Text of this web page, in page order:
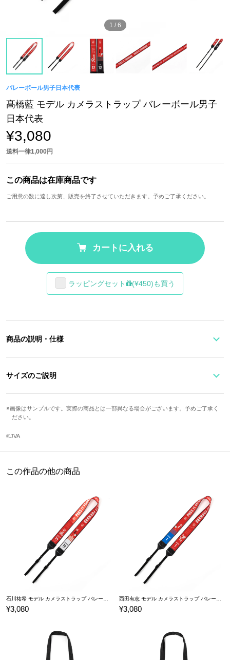
1 / 6
バレーボール男子日本代表
髙橋藍 モデル カメラストラップ バレーボール男子
日本代表
¥3,080
送料一律1,000円
この商品は在庫商品です
ご用意の数に達し次第、販売を終了させていただきます。予めご了承ください。
カートに入れる
ラッピングセット (¥450)も買う
商品の説明・仕様
ストラップ。
首にかけると、左右のストラップに描かれたボールの軌跡がつなが
るデザイン！
時にもコンパクトになります。首にかけても安定しやすい、幅広の
カメラストラップとしてはもちろん、お手持ちのバッグやポーチ、
スマホケース等の金具やストラップホールにジョイントすること
で、ショルダーベルトやスマホストラップ等としてもご活用いただ
けるアイテムです。
使い方はあなた次第！
（発売元：インサイド／販売元：アニウェア）
※本商品を使用した際に生じたカメラ本体の破損等につきましては、一切の責
任を負いかねます。予めご了承ください。
あります。お取り扱いにはご注意ください。
サイズのご説明
3.8cm
サイズガイドページはこちら
画像はサンプルです。実際の商品とは一部異なる場合がございます。予めご了承く
ださい。
©JVA
この作品の他の商品
¥3,080 ¥3,080